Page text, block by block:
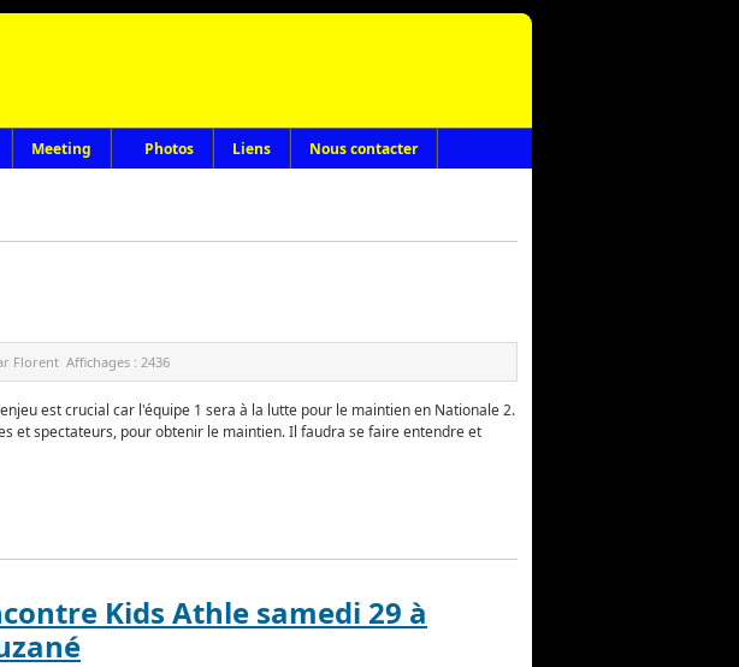
Meeting Photos Liens Nous contacter
Florent Affichages : 2436
est crucial car l'équipe 1 sera à la lutte pour le maintien en Nationale 2.
et spectateurs, pour obtenir le maintien. Il faudra se faire entendre et
Kids Athle samedi 29 à